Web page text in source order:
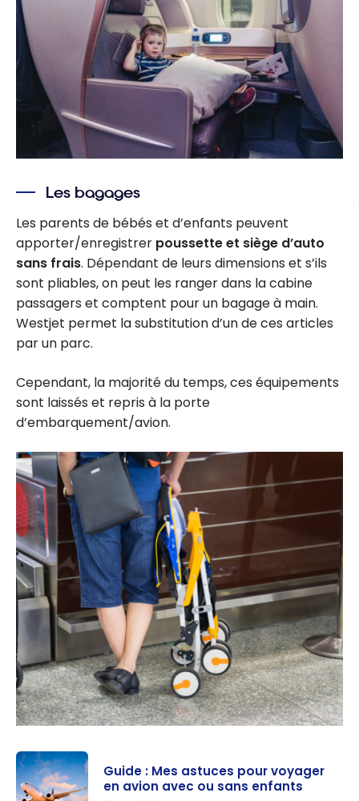
Les bagages
Les parents de bébés et d’enfants peuvent
apporter/enregistrer poussette et siège d’auto
sans frais. Dépendant de leurs dimensions et s’ils
sont pliables, on peut les ranger dans la cabine
passagers et comptent pour un bagage à main.
Westjet permet la substitution d’un de ces articles
par un parc.
Cependant, la majorité du temps, ces équipements
sont laissés et repris à la porte
d’embarquement/avion.
Guide : Mes astuces pour voyager
en avion avec ou sans enfants